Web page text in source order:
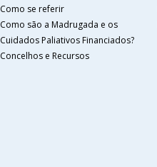
Como se referir
Como são a Madrugada e os
Cuidados Paliativos Financiados?
Concelhos e Recursos